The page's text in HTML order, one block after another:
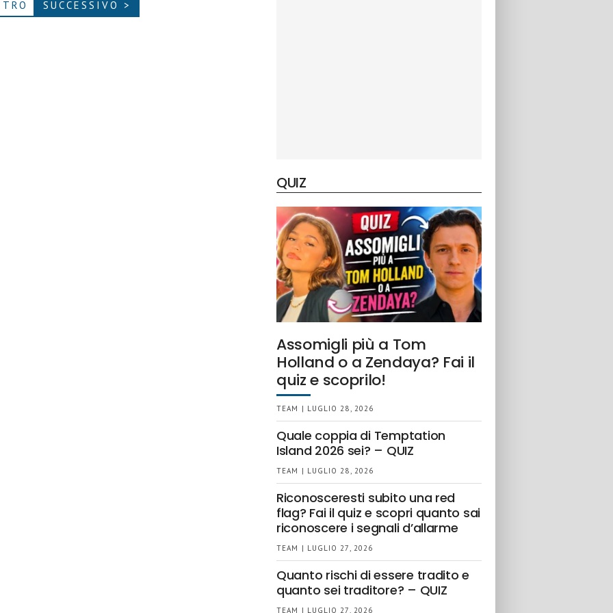
SUCCESSIVO >
QUIZ
Assomigli più a Tom
Holland o a Zendaya? Fai il
quiz e scoprilo!
TEAM | LUGLIO 28, 2026
Quale coppia di Temptation
Island 2026 sei? – QUIZ
TEAM | LUGLIO 28, 2026
Riconosceresti subito una red
flag? Fai il quiz e scopri quanto sai
riconoscere i segnali d’allarme
TEAM | LUGLIO 27, 2026
Quanto rischi di essere tradito e
quanto sei traditore? – QUIZ
TEAM | LUGLIO 27, 2026